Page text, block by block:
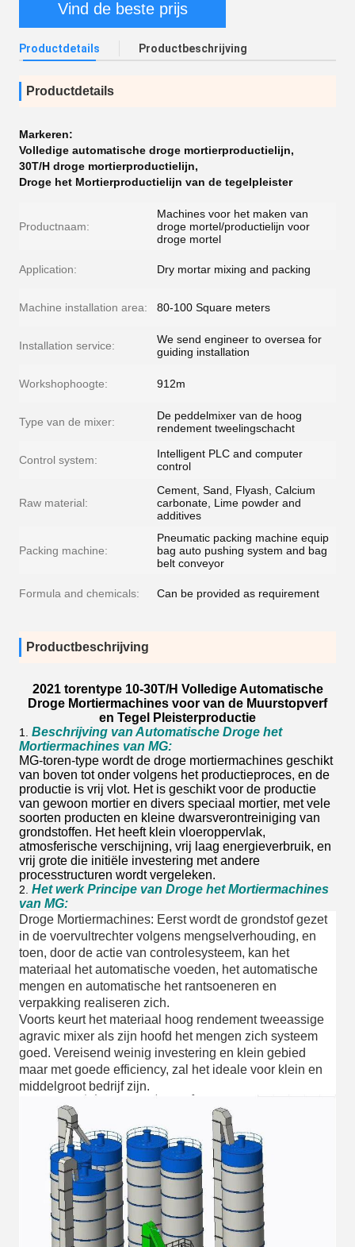
Vind de beste prijs
Productdetails Productbeschrijving
Productdetails
Markeren:
Volledige automatische droge mortierproductielijn,
30T/H droge mortierproductielijn,
Droge het Mortierproductielijn van de tegelpleister
Productnaam:
Machines voor het maken van
droge mortel/productielijn voor
droge mortel
Application: Dry mortar mixing and packing
Machine installation area: 80-100 Square meters
Installation service:
We send engineer to oversea for
guiding installation
Workshophoogte: 912m
Type van de mixer:
De peddelmixer van de hoog
rendement tweelingschacht
Control system:
Intelligent PLC and computer
control
Raw material:
Cement, Sand, Flyash, Calcium
carbonate, Lime powder and
additives
Packing machine:
Pneumatic packing machine equip
bag auto pushing system and bag
belt conveyor
Formula and chemicals: Can be provided as requirement
Productbeschrijving
2021 torentype 10-30T/H Volledige Automatische
Droge Mortiermachines voor van de Muurstopverf
en Tegel Pleisterproductie
1. Beschrijving van Automatische Droge het
Mortiermachines van MG:
MG-toren-type wordt de droge mortiermachines geschikt
van boven tot onder volgens het productieproces, en de
productie is vrij vlot. Het is geschikt voor de productie
van gewoon mortier en divers speciaal mortier, met vele
soorten producten en kleine dwarsverontreiniging van
grondstoffen. Het heeft klein vloeroppervlak,
atmosferische verschijning, vrij laag energieverbruik, en
vrij grote die initiële investering met andere
processtructuren wordt vergeleken.
2. Het werk Principe van Droge het Mortiermachines
van MG:
Droge Mortiermachines: Eerst wordt de grondstof gezet
in de voervultrechter volgens mengselverhouding, en
toen, door de actie van controlesysteem, kan het
materiaal het automatische voeden, het automatische
mengen en automatische het rantsoeneren en
verpakking realiseren zich.
Voorts keurt het materiaal hoog rendement tweeassige
agravic mixer als zijn hoofd het mengen zich systeem
goed. Vereisend weinig investering en klein gebied
maar met goede efficiency, zal het ideale voor klein en
middelgroot bedrijf zijn.